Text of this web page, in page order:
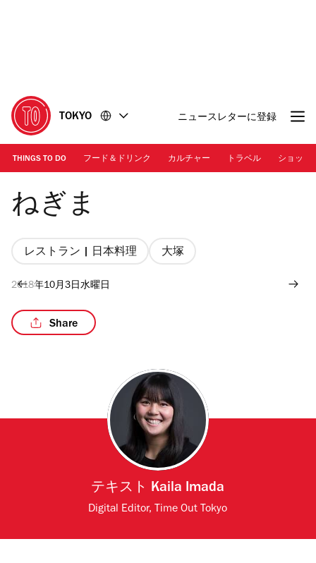
に
移
動
移
動
TOKYO ニュースレターに登録
THINGS TO DO フード＆ドリンク カルチャー トラベル ショッピ
Negima
ねぎま
レストラン | 日本料理 大塚
2018年10月3日水曜日
Share
テキスト Kaila Imada
Digital Editor, Time Out Tokyo